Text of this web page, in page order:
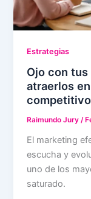
Estrategias
Ojo con
atraerlos
Raimundo Jury/
El marketing
escucha y
uno de los
saturado.